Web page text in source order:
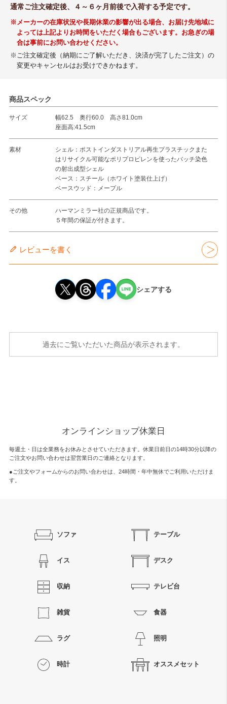
通常ご注文確定後、４～６ヶ月前後で入荷する予定です。
※メーカーの在庫状況や長期休業の影響が出る場合、お届け先地域に
よっては上記よりお時間をいただく場合もございます。お急ぎの場
合は事前にお問い合わせください。
※ご注文確定後（納期にご了解いただき、決済が完了したご注文）の
変更やキャンセルはお受けできかねます。
商品スペック
サイズ
幅62.5 奥行60.0 高さ81.0cm
座面高:41.5cm
素材
シェル：ポストインダストリアル再生プラスチックまた
はリサイクル可能なポリプロピレンを使ったバッチ染色
の射出成型シェル
ベース：スチール（ホワイト塗装仕上げ）
ベースウッド：メープル
その他
ハーマンミラー社の正規商品です。
５年間の保証が付きます。
レビューを書く
シェアする
過去にご覧いただいた商品が表示されます。
オンラインショップ休業日
毎週土・日は全業務をお休みとさせていただきます。休業日前日の14時30分以降の
ご注文やお問い合わせは翌営業日のご連絡となります。
●ご注文やフォームからのお問い合わせは、 24時間・年中無休でご利用いただけま
す。
ソファ テーブル
イス デスク
収納 テレビ台
雑貨 食器
ラグ 照明
時計 オススメセット